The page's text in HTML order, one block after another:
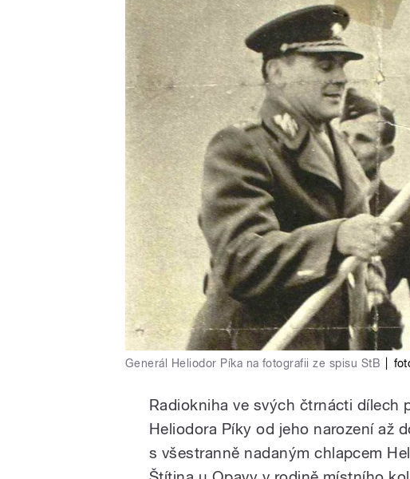
Generál Heliodor Píka na fotografii ze spisu StB
Radiokniha ve svých čtrnácti dílech
Heliodora Píky od jeho narození až
s všestranně nadaným chlapcem